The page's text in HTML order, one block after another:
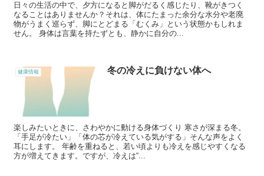
日々の生活の中で、夕方になると脚がだるく感じたり、靴がきつく
なることはありませんか？それは、体にたまった余分な水分や老廃
物がうまく巡らず、脚にとどまる「むくみ」という状態かもしれま
せん。 身体は言葉を持たずとも、静かに自分の...
健康情報 冬の冷えに負けない体へ
楽しみたいときに、さわやかに動ける身体づくり 寒さが深まる冬。
「手足が冷たい」「体の芯が冷えている気がする」そんな声をよく
耳にします。 年齢を重ねると、若い頃よりも冷えを感じやすくなる
方が増えてきます。ですが、冷えは“...